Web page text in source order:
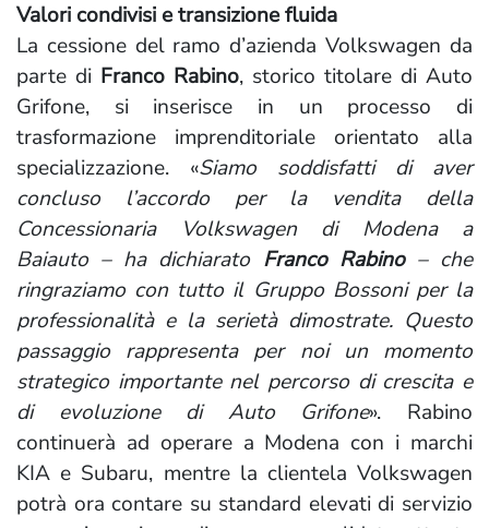
Valori condivisi e transizione fluida
La cessione del ramo d’azienda Volkswagen da
parte di Franco Rabino, storico titolare di Auto
Grifone, si inserisce in un processo di
trasformazione imprenditoriale orientato alla
specializzazione. «Siamo soddisfatti di aver
concluso l’accordo per la vendita della
Concessionaria Volkswagen di Modena a
Baiauto – ha dichiarato Franco Rabino– che
ringraziamo con tutto il Gruppo Bossoni per la
professionalità e la serietà dimostrate. Questo
passaggio rappresenta per noi un momento
strategico importante nel percorso di crescita e
di evoluzione di Auto Grifone». Rabino
continuerà ad operare a Modena con i marchi
KIA e Subaru, mentre la clientela Volkswagen
potrà ora contare su standard elevati di servizio